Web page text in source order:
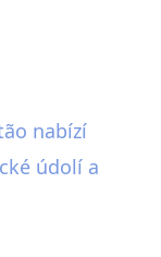
nabízí
údolí a